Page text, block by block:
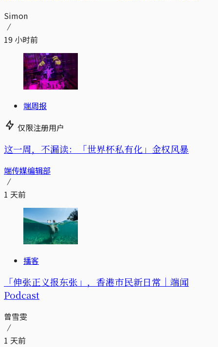
Simon
19 小时前
端周报
仅限注册用户
这一周，不漏读：「世界杯私有化」金权风暴
端传媒编辑部
1 天前
播客
「伸张正义报东张」，香港市民新日常｜端闻
Podcast
曾雪雯
1 天前